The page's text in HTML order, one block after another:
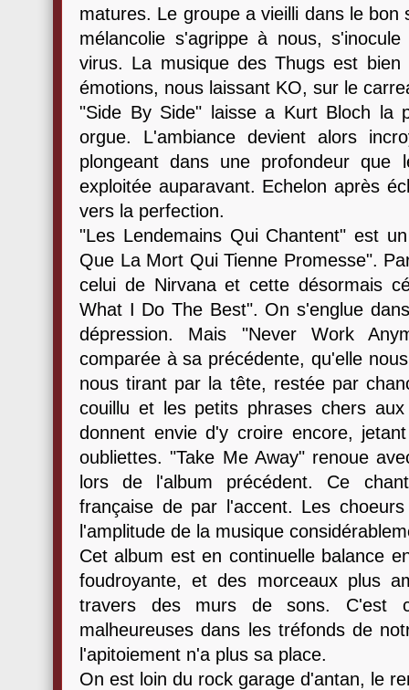
matures. Le groupe a vieilli dans le
mélancolie s'agrippe à nous,
virus. La musique des Thugs est
émotions, nous laissant KO, sur le
"Side By Side" laisse a Kurt Bloch la
orgue. L'ambiance devient alors
plongeant dans une profondeur que
exploitée auparavant. Echelon après
vers la perfection.
"Les Lendemains Qui Chantent" est
Que La Mort Qui Tienne Promesse".
celui de Nirvana et cette désormais
What I Do The Best". On s'englue
dépression. Mais "Never Work
comparée à sa précédente, qu'elle
nous tirant par la tête, restée par
couillu et les petits phrases chers
donnent envie d'y croire encore,
oubliettes. "Take Me Away" renoue
lors de l'album précédent. Ce
française de par l'accent. Les
l'amplitude de la musique
Cet album est en continuelle balance
foudroyante, et des morceaux plus
travers des murs de sons. C'est
malheureuses dans les tréfonds de
l'apitoiement n'a plus sa place.
On est loin du rock garage d'antan, le